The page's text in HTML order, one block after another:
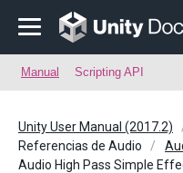
Manual Scripting API
Unity User Manual (2017.2)
Referencias de Audio
Audio High Pass Simple